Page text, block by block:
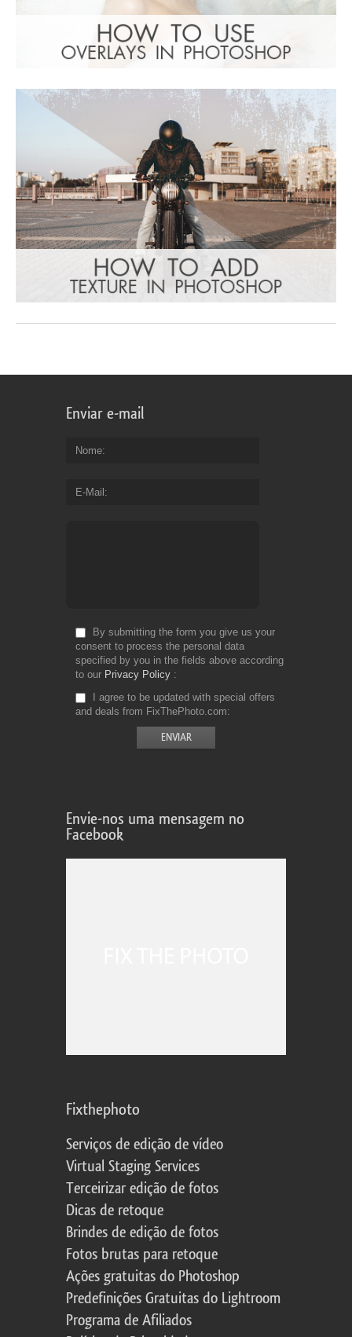
Enviar e-mail
Nome
E-Mail
By submitting the form you give us your
consent to process the personal data
specified by you in the fields above according
to our Privacy Policy
I agree to be updated with special offers
and deals from FixThePhoto.com
Envie-nos uma mensagem no
Facebook
Fixthephoto
Serviços de edição de vídeo
Virtual Staging Services
Terceirizar edição de fotos
Dicas de retoque
Brindes de edição de fotos
Fotos brutas para retoque
Ações gratuitas do Photoshop
Predefinições Gratuitas do Lightroom
Programa de Afiliados